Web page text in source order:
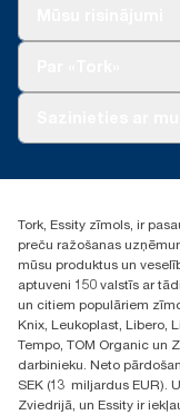
+371 29141799
Atrast
Ulbrokas street
Riga, Latvija
LV-1028
Tork, Essity zīmols, ir
preču ražošanas
mūsu produktus un
aptuveni 150 valstīs ar
un citiem populāriem
Knix, Leukoplast, Libero,
Tempo, TOM Organic un
darbinieku. Neto
SEK (13 miljardus EUR).
Zviedrijā, un Essity ir